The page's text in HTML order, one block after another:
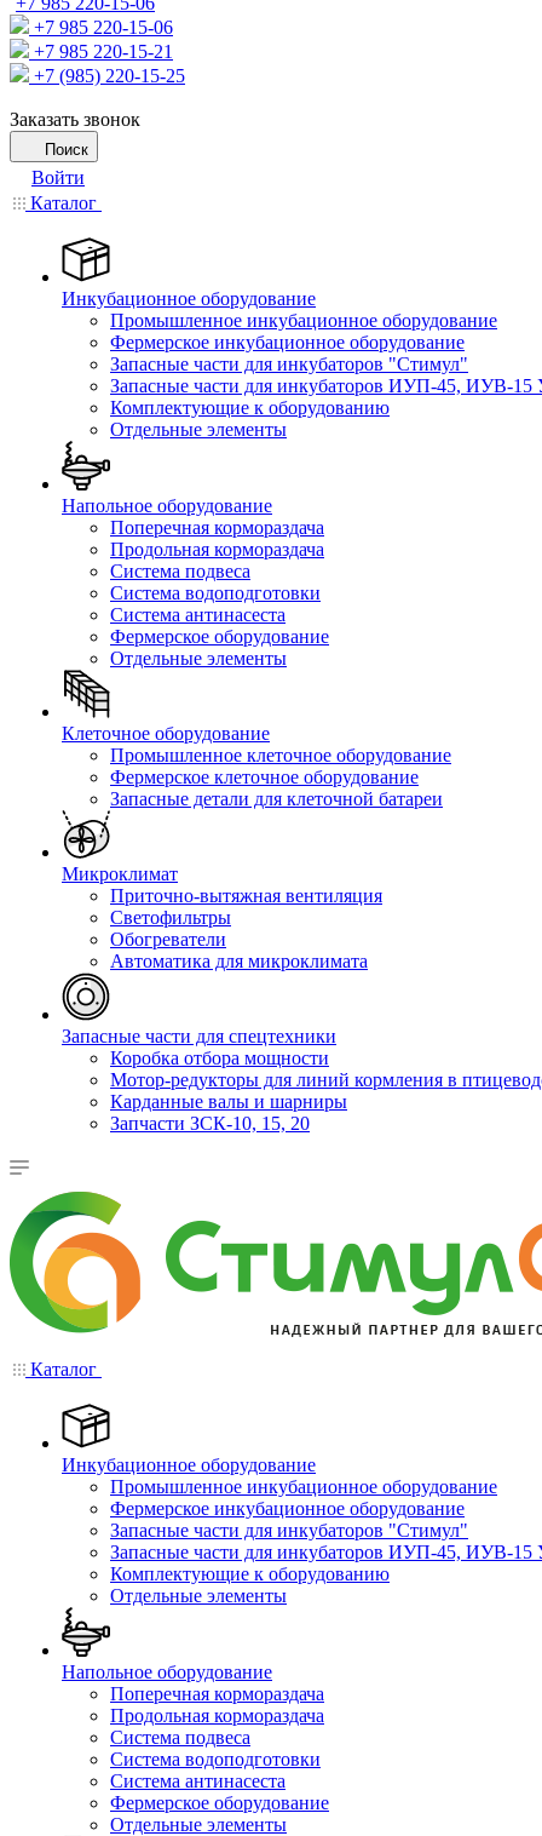
+7 985 220-15-06
+7 985 220-15-21
+7 (985) 220-15-25
Заказать звонок
Поиск
Войти
Каталог
Инкубационное оборудование
Промышленное инкубационное оборудование
Фермерское инкубационное оборудование
Запасные части для инкубаторов "Стимул"
Запасные части для инкубаторов ИУП-45, ИУВ-15
Комплектующие к оборудованию
Отдельные элементы
Напольное оборудование
Поперечная кормораздача
Продольная кормораздача
Система подвеса
Система водоподготовки
Система антинасеста
Фермерское оборудование
Отдельные элементы
Клеточное оборудование
Промышленное клеточное оборудование
Фермерское клеточное оборудование
Запасные детали для клеточной батареи
Микроклимат
Приточно-вытяжная вентиляция
Светофильтры
Обогреватели
Автоматика для микроклимата
Запасные части для спецтехники
Коробка отбора мощности
Мотор-редукторы для линий кормления в
Карданные валы и шарниры
Запчасти ЗСК-10, 15, 20
Каталог
Инкубационное оборудование
Промышленное инкубационное оборудование
Фермерское инкубационное оборудование
Запасные части для инкубаторов "Стимул"
Запасные части для инкубаторов ИУП-45, ИУВ-15
Комплектующие к оборудованию
Отдельные элементы
Напольное оборудование
Поперечная кормораздача
Продольная кормораздача
Система подвеса
Система водоподготовки
Система антинасеста
Фермерское оборудование
Отдельные элементы